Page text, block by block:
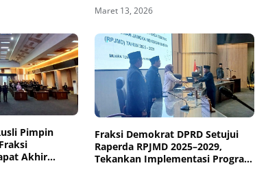
Maret 13, 2026
Pimpin
Akhir
Fraksi Demokrat DPRD Setujui
Raperda RPJMD 2025–2029,
Tekankan Implementasi Program